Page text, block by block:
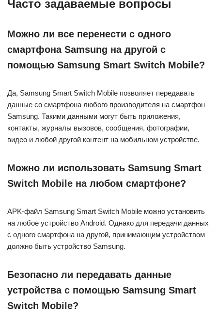
Часто задаваемые вопросы
Можно ли все перенести с одного
смартфона Samsung на другой с
помощью Samsung Smart Switch Mobile?
Да, Samsung Smart Switch Mobile позволяет передавать
данные со смартфона любого производителя на смартфон
Samsung. Такими данными могут быть приложения,
контакты, журналы вызовов, сообщения, фотографии,
видео и любой другой контент на мобильном устройстве.
Можно ли использовать Samsung Smart
Switch Mobile на любом смартфоне?
APK-файл Samsung Smart Switch Mobile можно установить
на любое устройство Android. Однако для передачи данных
с одного смартфона на другой, принимающим устройством
должно быть устройство Samsung.
Безопасно ли передавать данные
устройства с помощью Samsung Smart
Switch Mobile?